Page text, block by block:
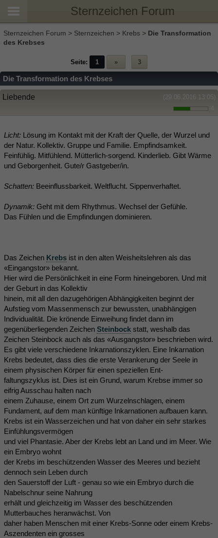
Sternzeichen Forum
Sternzeichen Forum > Sternzeichen > Krebs > Die Transformation
des Krebses
Seite: 1 » 3
Die Transformation des Krebses
(29.06.2016 13:05)
Liebende
Licht: Lösung im Kontakt mit der Kraft der Quelle, der Wurzel und
der Natur. Kollektiv. Gruppe und Familie. Empfindsamkeit.
Feinfühlig. Mitfühlend. Mütterlich-sorgend. Kinderlieb. Gibt Wärme
und Geborgenheit. Gute/r Gastgeber/in.
Schatten: Beeinflussbarkeit. Weltflucht. Sippenverhaftet.
Dynamik: Geht mit dem Rhythmus. Wechsel der Gefühle.
Das Fühlen und die Empfindungen dominieren.
Das Zeichen Krebs ist in den alten Weisheitslehren als das
«Eingangstor» bekannt.
Hier wird die Persönlichkeit in eine Form hineingeboren. Und mit
der Geburt in das Kollektiv
hinein, mit all den dazugehörigen Abhängigkeiten beginnt der
Aufstieg vom Massenmensch zur bewussten, unabhängigen
Individualität. Die krönende Einweihung findet dann im
gegenüberliegenden Zeichen Steinbock statt, weshalb das
Zeichen Steinbock auch als das «Ausgangstor» beschrieben wird.
Es gibt viele verschiedene Inkarnationszyklen. Eine Inkarnation
Krebs bedeutet, dass dies die erste Verankerung der Seele in
einem physischen Körper für einen speziellen Ent-
faltungszyklus ist. Dies ist ein Grund, warum Krebse immer so
eifrig Ausschau halten nach
einem Zuhause, einem Ort zum Wurzelnschlagen, einem
Fundament, auf dem man künftige Inkarnationen aufbauen kann.
Krebs ist ein Wasserzeichen und hat von daher ein sehr starkes
Einfühlungsvermögen
und viel Phantasie. Aber der Krebs lebt an Land und im Meer. Wie
ein Embryo wohnt
der Krebs im beschützenden Wasser des Meeres und bezieht
dennoch sein Leben durch
den Sauerstoff der Luft - genau so wie ein Embryo durch die
Nabelschnur seine Nahrung
erhält und gleichzeitig im Wasser des beschützenden
Mutterbauches heranwächst. Von
daher haben Menschen mit einer Krebs-Sonne oder einem Krebs-
Aszendenten ein grosses